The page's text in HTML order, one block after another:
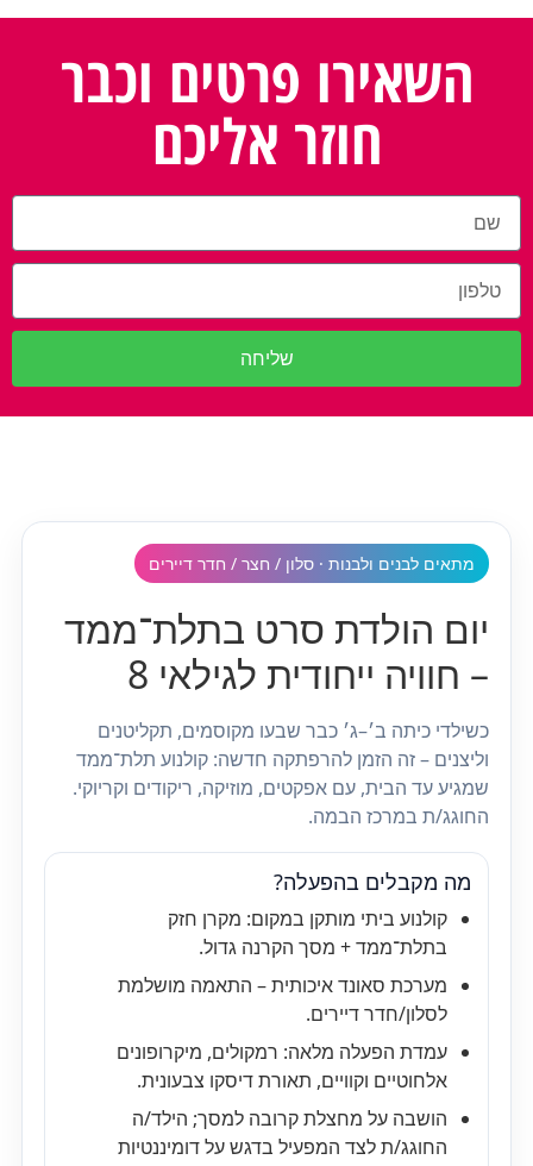
השאירו פרטים וכבר
חוזר אליכם
שליחה
מתאים לבנים ולבנות · סלון / חצר / חדר דיירים
יום הולדת סרט בתלת־ממד
– חוויה ייחודית לגילאי 8
כשילדי כיתה ב׳–ג׳ כבר שבעו מקוסמים, תקליטנים
וליצנים – זה הזמן להרפתקה חדשה: קולנוע תלת־ממד
שמגיע עד הבית, עם אפקטים, מוזיקה, ריקודים וקריוקי.
החוגג/ת במרכז הבמה.
מה מקבלים בהפעלה?
קולנוע ביתי מותקן במקום: מקרן חזק
בתלת־ממד + מסך הקרנה גדול.
מערכת סאונד איכותית – התאמה מושלמת
לסלון/חדר דיירים.
עמדת הפעלה מלאה: רמקולים, מיקרופונים
אלחוטיים וקוויים, תאורת דיסקו צבעונית.
הושבה על מחצלת קרובה למסך; הילד/ה
החוגג/ת לצד המפעיל בדגש על דומיננטיות